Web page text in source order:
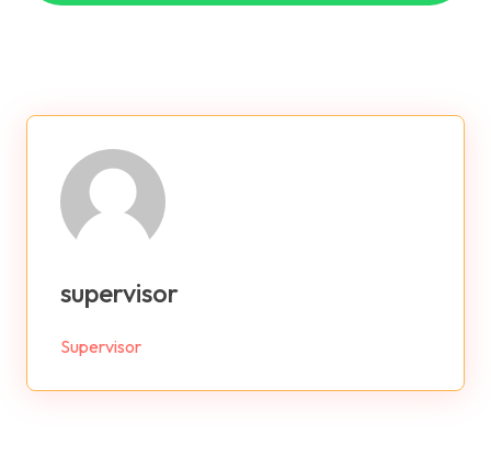
supervisor
Supervisor